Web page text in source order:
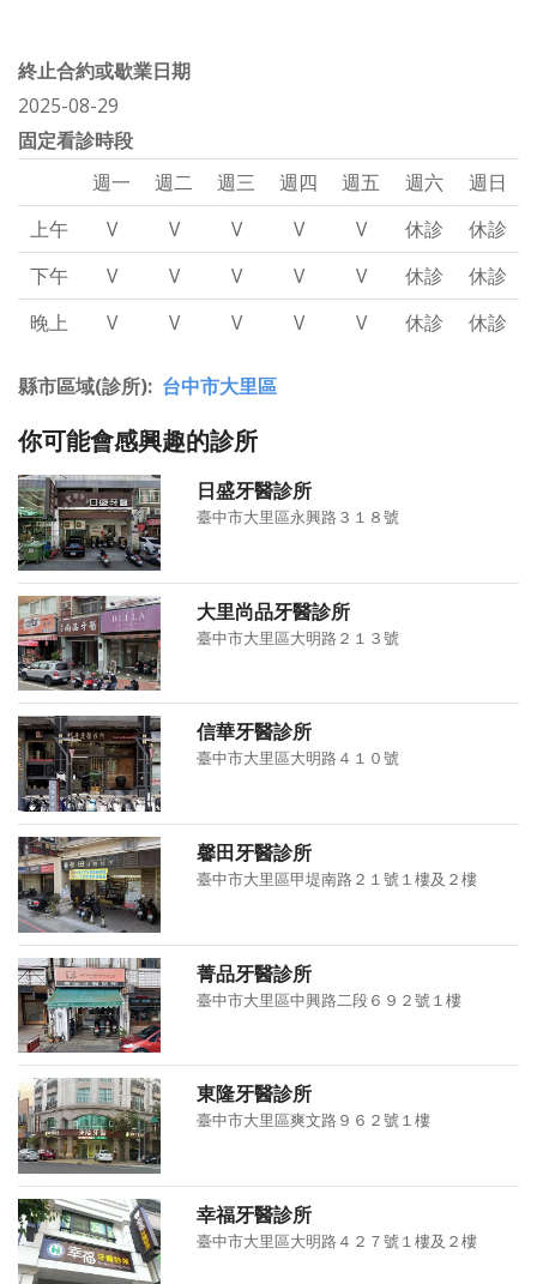
終止合約或歇業日期
2025-08-29
固定看診時段
週一
週二 週三 週四 週五 週六
週日
上午
V V V V V 休診
休診
下午
V V V V V 休診
休診
晚上
V V V V V 休診 休診
縣市區域(診所) 台中市大里區
你可能會感興趣的診所
日盛牙醫診所
臺中市大里區永興路３１８號
大里尚品牙醫診所
臺中市大里區大明路２１３號
信華牙醫診所
臺中市大里區大明路４１０號
馨田牙醫診所
臺中市大里區甲堤南路２１號１樓及２樓
菁品牙醫診所
臺中市大里區中興路二段６９２號１樓
東隆牙醫診所
臺中市大里區爽文路９６２號１樓
幸福牙醫診所
臺中市大里區大明路４２７號１樓及２樓